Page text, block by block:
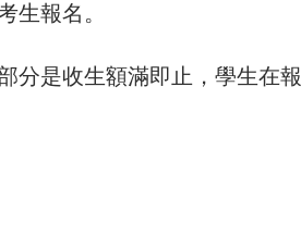
報名。
分是收生額滿即止，學生在報